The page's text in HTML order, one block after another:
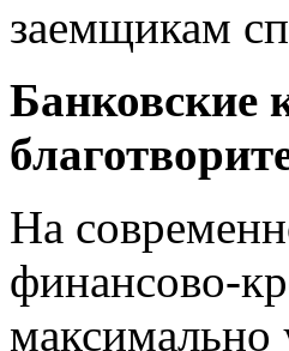
заемщикам
Банковские
На
финансово-
максимально